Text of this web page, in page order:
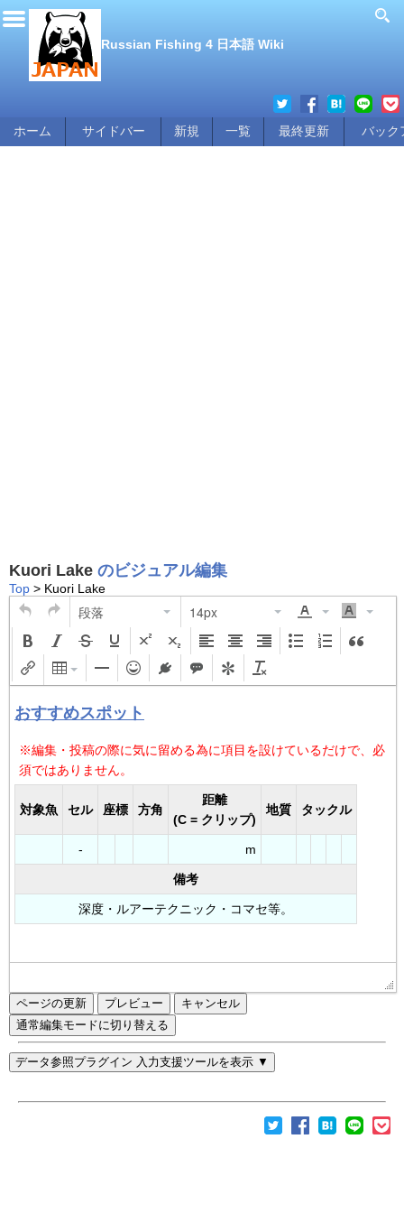
Russian Fishing 4 日本語 Wiki
ホーム サイドバー 新規 一覧 最終更新 バック
Kuori Lake のビジュアル編集
Top > Kuori Lake
段落 14px
ページの更新
通常編集モードに切り替える
データ参照プラグイン 入力支援ツールを表示 ▼